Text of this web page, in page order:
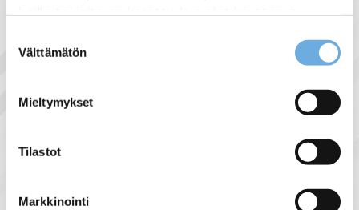
heille tai joita on kerätty, kun olet käyttänyt
valinta
Välttämätön
Mieltymykset
Tilastot
Markkinointi
säädettävässä termostaatissa on kolme
nousee liian korkeaksi, ylikuumenemissuoja
Ominaisuudet:
220-240 V, 50 Hz